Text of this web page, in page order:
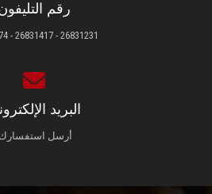
رقم
26831231 - 26831417 - 26831474
البريد
أرسل